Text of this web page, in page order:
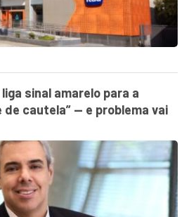
sinal amarelo para a
de cautela” — e problema vai